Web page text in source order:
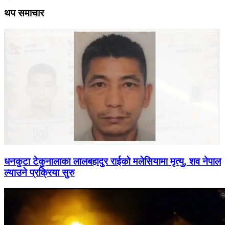
थप समाचार
धनकुटा टेकुनालाका लालबहादुर राईको मलेसियामा मृत्यु, शव नेपाल
ल्याउने प्रक्रिया सुरु